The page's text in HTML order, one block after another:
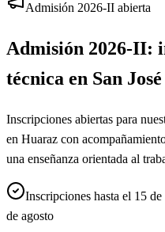
Admisión 2026-II abierta
Admisión 2026-II:
técnica en San
Inscripciones abiertas para
en Huaraz con
una enseñanza orientada al
Inscripciones hasta el 15 de
de agosto